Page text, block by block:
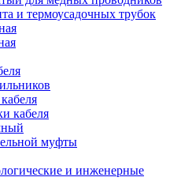
и термоусадочных трубок
кабеля
муфты
и инженерные